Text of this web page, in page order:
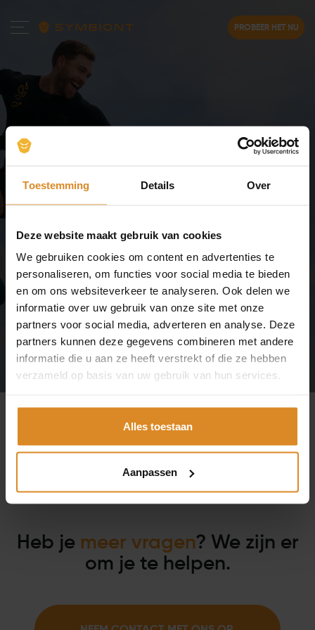
Toestemming Details Over
Deze website maakt gebruik van cookies
We gebruiken cookies om content en advertenties te
personaliseren, om functies voor social media te bieden
en om ons websiteverkeer te analyseren. Ook delen we
informatie over uw gebruik van onze site met onze
partners voor social media, adverteren en analyse. Deze
partners kunnen deze gegevens combineren met andere
informatie die u aan ze heeft verstrekt of die ze hebben
verzameld op basis van uw gebruik van hun services.
Alles toestaan
Aanpassen
PROBEER HET NU
Veelgestelde vragenover
SYMBIONT EMS-training
Krijg antwoord op veelgestelde vragen over SYMBIONT.
Leer hoe EMS je fitnessreis en algehele welzijn ten goede
kan komen.
Heb je meer vragen? We zijn er
om je te helpen.